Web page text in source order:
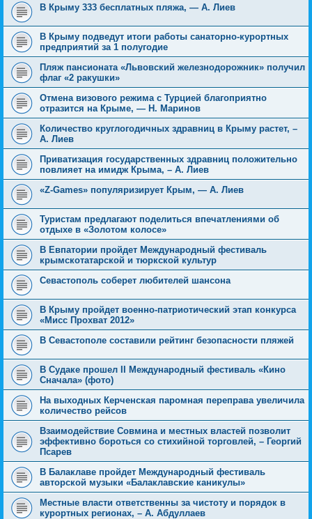
В Крыму 333 бесплатных пляжа, — А. Лиев
В Крыму подведут итоги работы санаторно-курортных
предприятий за 1 полугодие
Пляж пансионата «Львовский железнодорожник» получил
флаг «2 ракушки»
Отмена визового режима с Турцией благоприятно
отразится на Крыме, — Н. Маринов
Количество круглогодичных здравниц в Крыму растет, –
А. Лиев
Приватизация государственных здравниц положительно
повлияет на имидж Крыма, – А. Лиев
«Z-Games» популяризирует Крым, — А. Лиев
Туристам предлагают поделиться впечатлениями об
отдыхе в «Золотом колосе»
В Евпатории пройдет Международный фестиваль
крымскотатарской и тюркской культур
Севастополь соберет любителей шансона
В Крыму пройдет военно-патриотический этап конкурса
«Мисс Прохват 2012»
В Севастополе составили рейтинг безопасности пляжей
В Судаке прошел II Международный фестиваль «Кино
Сначала» (фото)
На выходных Керченская паромная переправа увеличила
количество рейсов
Взаимодействие Совмина и местных властей позволит
эффективно бороться со стихийной торговлей, – Георгий
Псарев
В Балаклаве пройдет Международный фестиваль
авторской музыки «Балаклавские каникулы»
Местные власти ответственны за чистоту и порядок в
курортных регионах, – А. Абдуллаев